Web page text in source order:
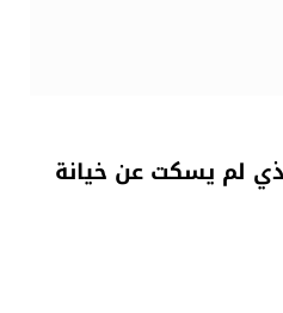
لم يسكت عن خيانة